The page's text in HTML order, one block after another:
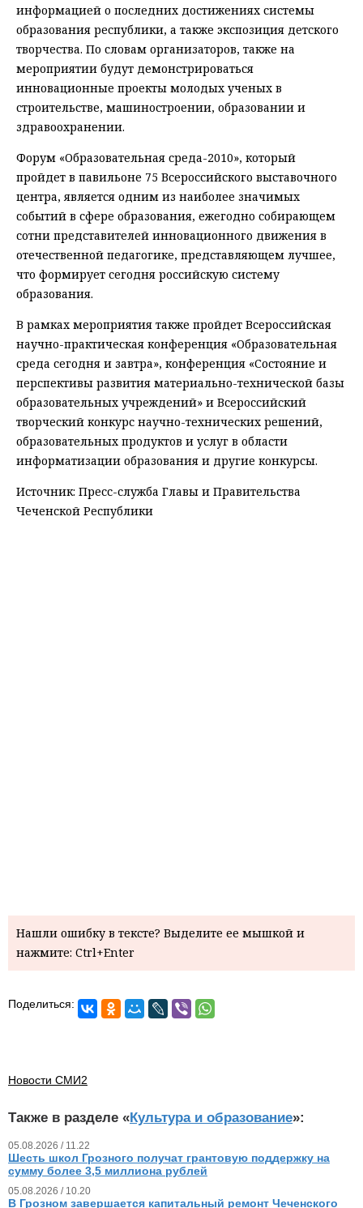
информацией о последних достижениях системы
образования республики, а также экспозиция детского
творчества. По словам организаторов, также на
мероприятии будут демонстрироваться
инновационные проекты молодых ученых в
строительстве, машиностроении, образовании и
здравоохранении.
Форум «Образовательная среда-2010», который
пройдет в павильоне 75 Всероссийского выставочного
центра, является одним из наиболее значимых
событий в сфере образования, ежегодно собирающем
сотни представителей инновационного движения в
отечественной педагогике, представляющем лучшее,
что формирует сегодня российскую систему
образования.
В рамках мероприятия также пройдет Всероссийская
научно-практическая конференция «Образовательная
среда сегодня и завтра», конференция «Состояние и
перспективы развития материально-технической базы
образовательных учреждений» и Всероссийский
творческий конкурс научно-технических решений,
образовательных продуктов и услуг в области
информатизации образования и другие конкурсы.
Источник: Пресс-служба Главы и Правительства
Чеченской Республики
Нашли ошибку в тексте? Выделите ее мышкой и
нажмите: Ctrl+Enter
Поделиться:
Новости СМИ2
Также в разделе «Культура и образование»:
05.08.2026 / 11.22
Шесть школ Грозного получат грантовую поддержку на
сумму более 3,5 миллиона рублей
05.08.2026 / 10.20
В Грозном завершается капитальный ремонт Чеченского